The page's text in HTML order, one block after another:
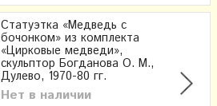
Статуэтка «Медведь с
бочонком» из комплекта
«Цирковые медведи»,
скульптор Богданова О. М.,
Дулево, 1970-80 гг.
Нет в наличии